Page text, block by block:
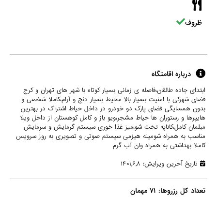
ظروف
درباره اقامتگاه
ابتدای جاده طالقان،فاصله ی زمانی بسیار کوتاه با شهر های تهران و کرج
فضای شهرکی با امنیت بسیار بالا محیط بسیار دنج و آرام،کاملا شخصی و
بدون همسایگی فضای پارک دو خودرو در داخل حیاط اشتراک در بهترین
هایپرها و رستوران ها حیاط مشجر،ویو باز و کامل کوهستان از داخل ویلا
مبلمان کامل،کاناپه تخت شو،میز غذا خوری سیستم گرمایش و سرمایش
مناسب به همراه شومینه هیزمی سیستم صوتی و تصویری به روز سرویس
کاملا بهداشتی به همراه وان آب گرم
تاریخ آخرین ویرایش: ۱۴۰۱,۶,۸
تعداد کل رزروها: ۷۱ مهمان